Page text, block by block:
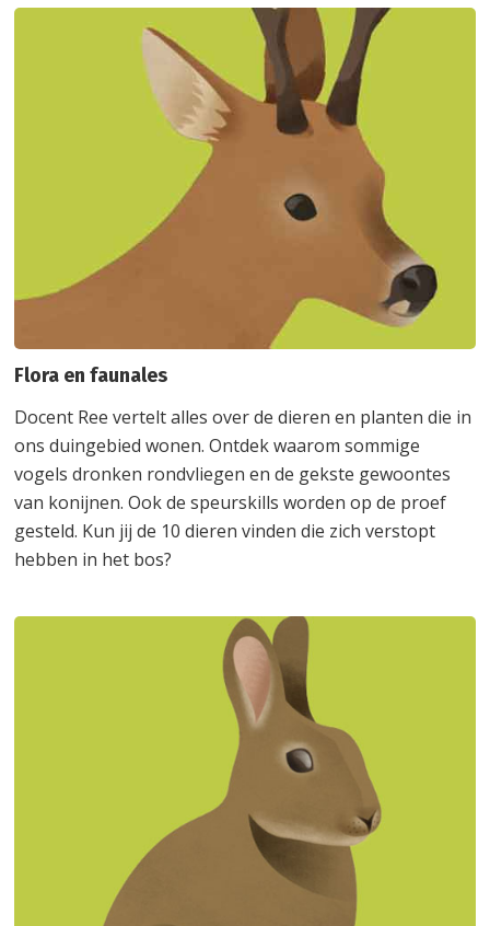
Flora en faunales
Docent Ree vertelt alles over de dieren en planten die in
ons duingebied wonen. Ontdek waarom sommige
vogels dronken rondvliegen en de gekste gewoontes
van konijnen. Ook de speurskills worden op de proef
gesteld. Kun jij de 10 dieren vinden die zich verstopt
hebben in het bos?